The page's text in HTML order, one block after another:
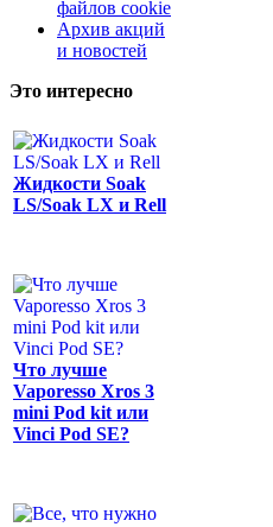
файлов cookie
Архив акций
и новостей
Это интересно
Жидкости Soak
LS/Soak LX и Rell
Что лучше
Vaporesso Xros 3
mini Pod kit или
Vinci Pod SE?